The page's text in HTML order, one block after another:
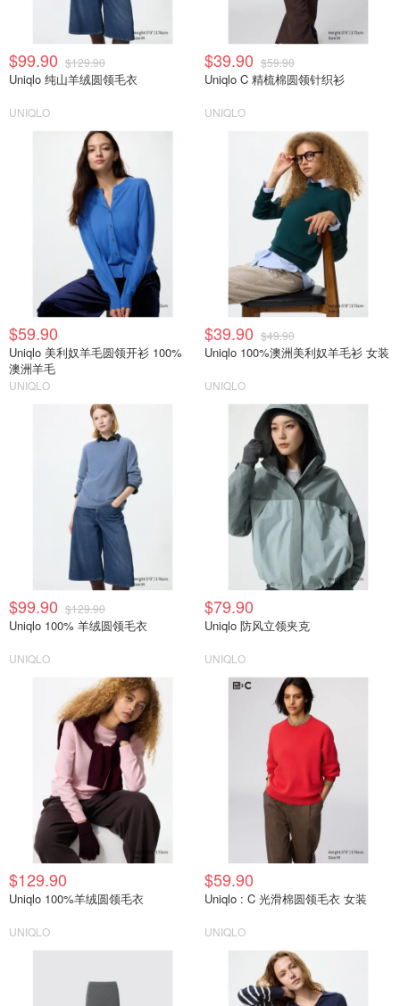
$99.90 $129.90
Uniqlo 纯山羊绒圆领毛衣
UNIQLO
$39.90 $59.90
Uniqlo C 精梳棉圆领针织衫
UNIQLO
$59.90
Uniqlo 美利奴羊毛圆领开衫 100%
澳洲羊毛
UNIQLO
$39.90 $49.90
Uniqlo 100%澳洲美利奴羊毛衫 女装
UNIQLO
$99.90 $129.90
Uniqlo 100% 羊绒圆领毛衣
UNIQLO
$79.90
Uniqlo 防风立领夹克
UNIQLO
$129.90
Uniqlo 100%羊绒圆领毛衣
UNIQLO
$59.90
Uniqlo : C 光滑棉圆领毛衣 女装
UNIQLO